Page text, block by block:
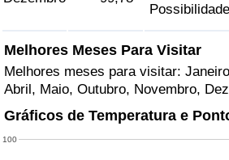
Melhores Meses Para Visitar
Melhores meses para visitar:
Abril, Maio, Outubro, Novembro,
Gráficos de Temperatura e
100